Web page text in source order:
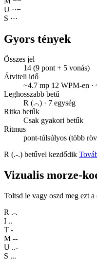
U ··−
S ···
Gyors tények
Összes jel
14 (9 pont + 5 vonás)
Átviteli idő
~4.7 mp 12 WPM-en
Leghosszabb betű
R (.-.) · 7 egység
Ritka betűk
Csak gyakori betűk
Ritmus
pont-túlsúlyos (több
R (.-.) betűvel kezdődik
Vizualis morze-
Toltsd le vagy oszd meg ezt a
R .-.
I ..
T -
M --
U ..-
S ...